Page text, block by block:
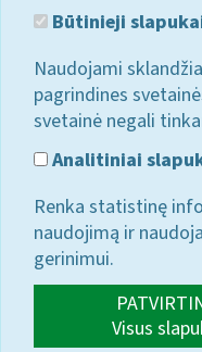
Būtinieji
Naudojami
pagrindines
svetainė negali
Analitiniai
Renka statistinę
naudojimą ir
gerinimui.
Visus